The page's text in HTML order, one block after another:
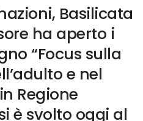
Basilicata
ha aperto i
“Focus sulla
e nel
Regione
è svolto oggi al